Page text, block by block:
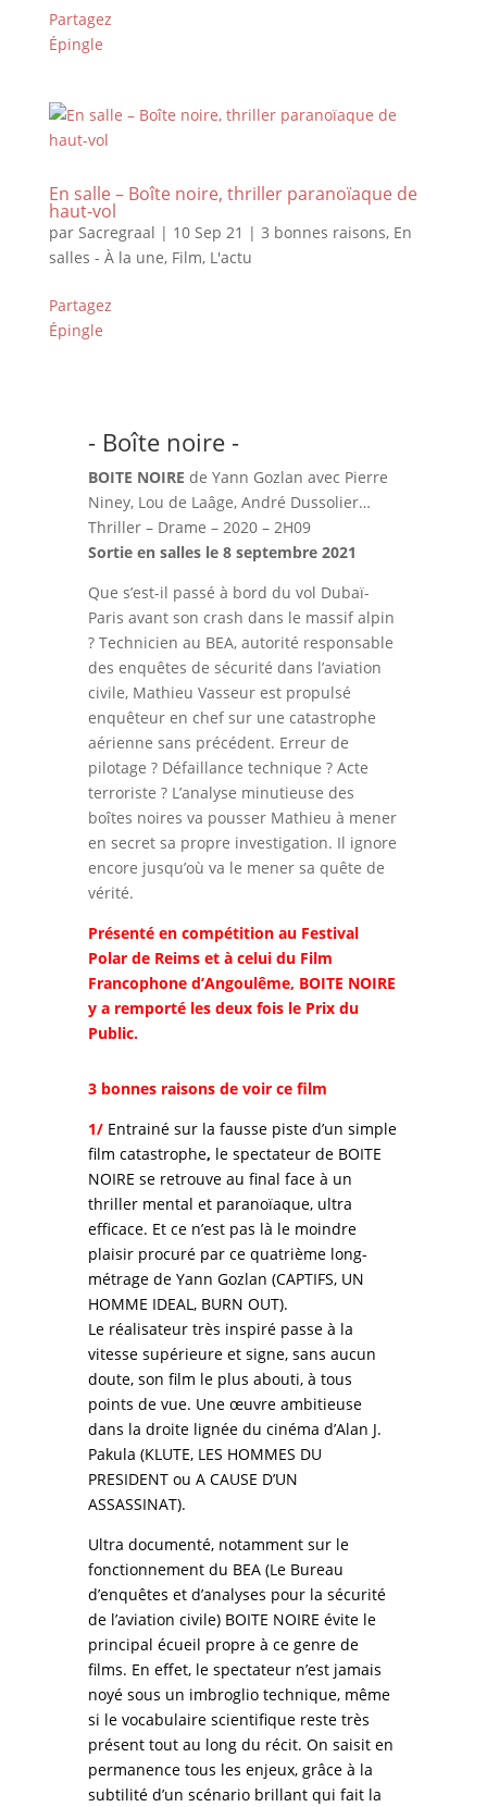
Partagez
Épingle
En salle – Boîte noire, thriller paranoïaque de
haut-vol
par Sacregraal | 10 Sep 21 | 3 bonnes raisons, En
salles - À la une, Film, L'actu
Partagez
Épingle
- Boîte noire -
BOITE NOIRE de Yann Gozlan avec Pierre
Niney, Lou de Laâge, André Dussolier…
Thriller – Drame – 2020 – 2H09
Sortie en salles le 8 septembre 2021
Que s’est-il passé à bord du vol Dubaï-
Paris avant son crash dans le massif alpin
? Technicien au BEA, autorité responsable
des enquêtes de sécurité dans l’aviation
civile, Mathieu Vasseur est propulsé
enquêteur en chef sur une catastrophe
aérienne sans précédent. Erreur de
pilotage ? Défaillance technique ? Acte
terroriste ? L’analyse minutieuse des
boîtes noires va pousser Mathieu à mener
en secret sa propre investigation. Il ignore
encore jusqu’où va le mener sa quête de
vérité.
Présenté en compétition au Festival
Polar de Reims et à celui du Film
Francophone d’Angoulême, BOITE NOIRE
y a remporté les deux fois le Prix du
Public.
3 bonnes raisons de voir ce film
1/ Entrainé sur la fausse piste d’un simple
film catastrophe, le spectateur de BOITE
NOIRE se retrouve au final face à un
thriller mental et paranoïaque, ultra
efficace. Et ce n’est pas là le moindre
plaisir procuré par ce quatrième long-
métrage de Yann Gozlan (CAPTIFS, UN
HOMME IDEAL, BURN OUT).
Le réalisateur très inspiré passe à la
vitesse supérieure et signe, sans aucun
doute, son film le plus abouti, à tous
points de vue. Une œuvre ambitieuse
dans la droite lignée du cinéma d’Alan J.
Pakula (KLUTE, LES HOMMES DU
PRESIDENT ou A CAUSE D’UN
ASSASSINAT).
Ultra documenté, notamment sur le
fonctionnement du BEA (Le Bureau
d’enquêtes et d’analyses pour la sécurité
de l’aviation civile) BOITE NOIRE évite le
principal écueil propre à ce genre de
films. En effet, le spectateur n’est jamais
noyé sous un imbroglio technique, même
si le vocabulaire scientifique reste très
présent tout au long du récit. On saisit en
permanence tous les enjeux, grâce à la
subtilité d’un scénario brillant qui fait la